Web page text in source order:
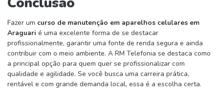
Fazer um curso de manutenção em aparelhos celulares em
Araguari é uma excelente forma de se destacar
profissionalmente, garantir uma fonte de renda segura e ainda
contribuir com o meio ambiente. A RM Telefonia se destaca como
a principal opção para quem quer se profissionalizar com
qualidade e agilidade. Se você busca uma carreira prática,
rentável e com grande demanda local, essa é a escolha certa.